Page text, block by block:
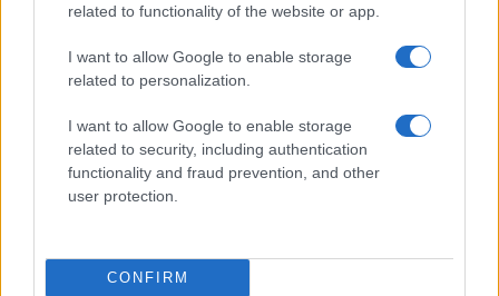
related to functionality of the website or app.
I want to allow Google to enable storage
related to personalization.
I want to allow Google to enable storage
related to security, including authentication
functionality and fraud prevention, and other
user protection.
CONFIRM
El petróleo Brent cae un 8.46% y arrastra a las materias